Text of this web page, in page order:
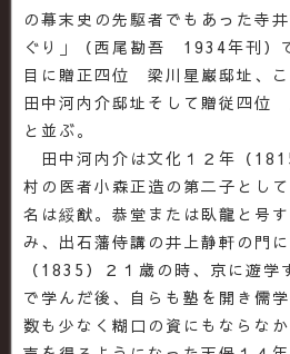
の幕末史の先駆者でもあった寺
ぐり」（西尾勘吾 1934年刊）
目に贈正四位 梁川星巌邸址、
田中河内介邸址そして贈従四位
と並ぶ。
田中河内介は文化１２年（
村の医者小森正造の第二子とし
名は綏猷。恭堂または臥龍と号
み、出石藩侍講の井上静軒の門
（1835）２１歳の時、京に遊学
で学んだ後、自らも塾を開き儒
数も少なく糊口の資にもならな